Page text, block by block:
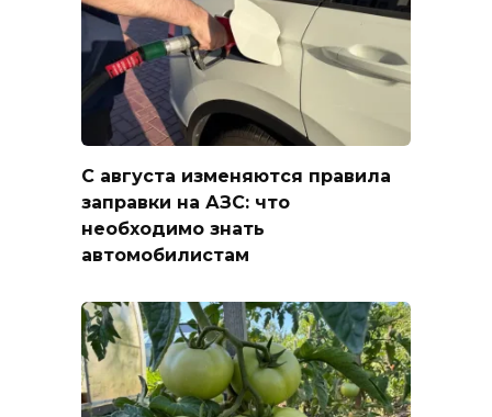
С августа изменяются правила
заправки на АЗС: что
необходимо знать
автомобилистам